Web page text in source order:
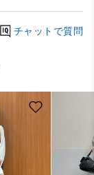
チャットで質問